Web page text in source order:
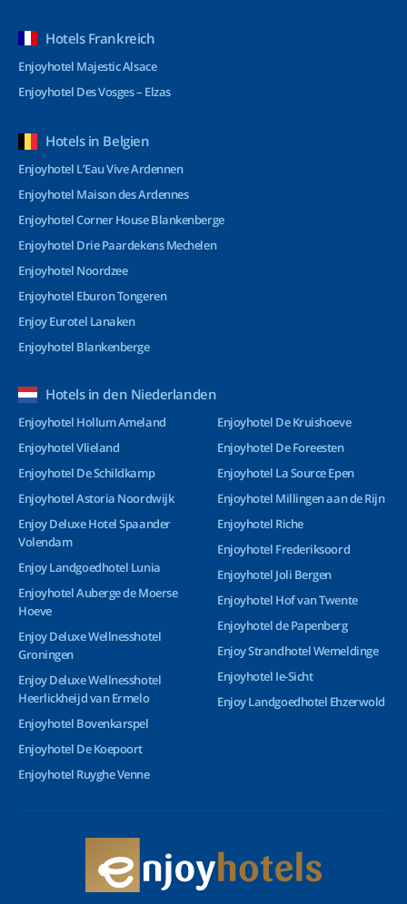
Hotels Frankreich
Enjoyhotel Majestic Alsace
Enjoyhotel Des Vosges – Elzas
Hotels in Belgien
Enjoyhotel L’Eau Vive Ardennen
Enjoyhotel Maison des Ardennes
Enjoyhotel Corner House Blankenberge
Enjoyhotel Drie Paardekens Mechelen
Enjoyhotel Noordzee
Enjoyhotel Eburon Tongeren
Enjoy Eurotel Lanaken
Enjoyhotel Blankenberge
Hotels in den Niederlanden
Enjoyhotel Hollum Ameland
Enjoyhotel Vlieland
Enjoyhotel De Schildkamp
Enjoyhotel Astoria Noordwijk
Enjoy Deluxe Hotel Spaander
Volendam
Enjoy Landgoedhotel Lunia
Enjoyhotel Auberge de Moerse
Hoeve
Enjoy Deluxe Wellnesshotel
Groningen
Enjoy Deluxe Wellnesshotel
Heerlickheijd van Ermelo
Enjoyhotel Bovenkarspel
Enjoyhotel De Koepoort
Enjoyhotel Ruyghe Venne
Enjoyhotel De Kruishoeve
Enjoyhotel De Foreesten
Enjoyhotel La Source Epen
Enjoyhotel Millingen aan de Rijn
Enjoyhotel Riche
Enjoyhotel Frederiksoord
Enjoyhotel Joli Bergen
Enjoyhotel Hof van Twente
Enjoyhotel de Papenberg
Enjoy Strandhotel Wemeldinge
Enjoyhotel Ie-Sicht
Enjoy Landgoedhotel Ehzerwold